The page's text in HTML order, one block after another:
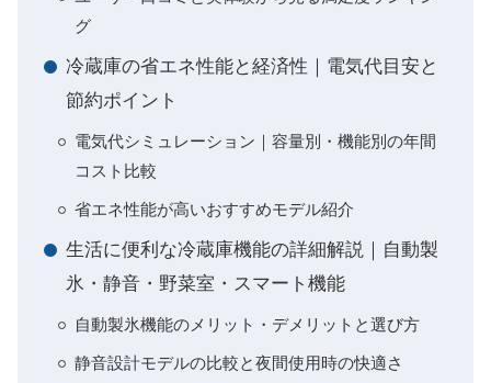
グ
冷蔵庫の省エネ性能と経済性｜電気代目安と
節約ポイント
電気代シミュレーション｜容量別・機能別の年間
コスト比較
省エネ性能が高いおすすめモデル紹介
生活に便利な冷蔵庫機能の詳細解説｜自動製
氷・静音・野菜室・スマート機能
自動製氷機能のメリット・デメリットと選び方
静音設計モデルの比較と夜間使用時の快適さ